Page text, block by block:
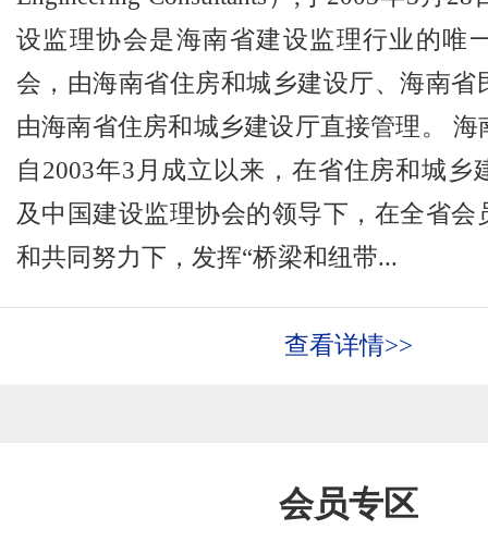
设监理协会是海南省建设监理行业的唯
会，由海南省住房和城乡建设厅、海南省
由海南省住房和城乡建设厅直接管理。
自2003年3月成立以来，在省住房和城乡
及中国建设监理协会的领导下，在全省会
和共同努力下，发挥“桥梁和纽带...
查看详情>>
会员专区